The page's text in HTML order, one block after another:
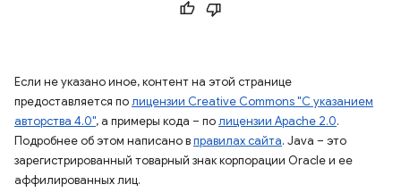
Если не указано иное, контент на этой странице
предоставляется полицензии Creative Commons "С указанием
авторства 4.0", а примеры кода – полицензии Apache 2.0.
Подробнее об этом написано вправилах сайта. Java – это
зарегистрированный товарный знак корпорации Oracle и ее
аффилированных лиц.